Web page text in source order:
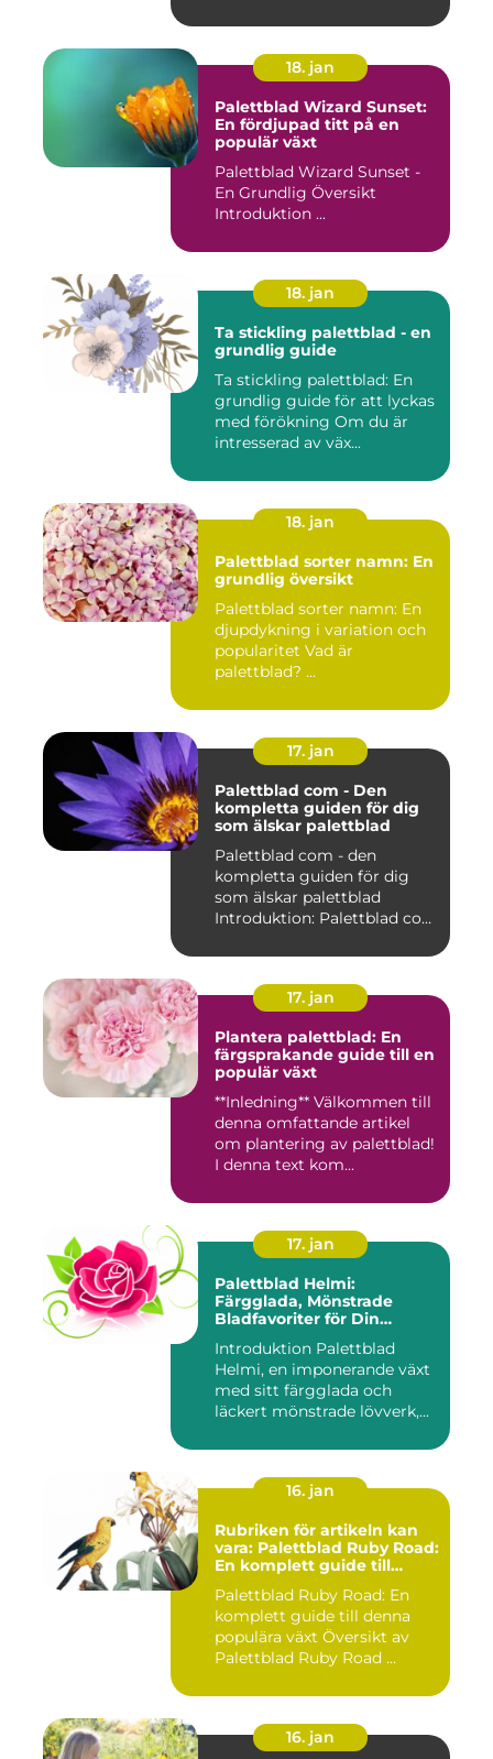
18. jan
Palettblad Wizard Sunset:
En fördjupad titt på en
populär växt
Palettblad Wizard Sunset -
En Grundlig Översikt
Introduktion ...
18. jan
Ta stickling palettblad - en
grundlig guide
Ta stickling palettblad: En
grundlig guide för att lyckas
med förökning Om du är
intresserad av väx...
18. jan
Palettblad sorter namn: En
grundlig översikt
Palettblad sorter namn: En
djupdykning i variation och
popularitet Vad är
palettblad? ...
17. jan
Palettblad com - Den
kompletta guiden för dig
som älskar palettblad
Palettblad com - den
kompletta guiden för dig
som älskar palettblad
Introduktion: Palettblad com
17. jan
Plantera palettblad: En
färgsprakande guide till en
populär växt
**Inledning** Välkommen till
denna omfattande artikel
om plantering av palettblad!
I denna text kom...
17. jan
Palettblad Helmi:
Färgglada, Mönstrade
Bladfavoriter för Din
Introduktion Palettblad
Helmi, en imponerande växt
med sitt färgglada och
läckert mönstrade lövverk,...
16. jan
Rubriken för artikeln kan
vara: Palettblad Ruby Road:
En komplett guide till
Palettblad Ruby Road: En
komplett guide till denna
populära växt Översikt av
Palettblad Ruby Road ...
16. jan